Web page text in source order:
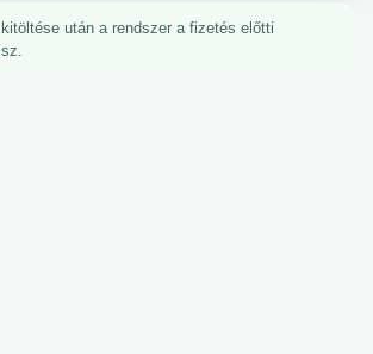
után a rendszer a fizetés előtti